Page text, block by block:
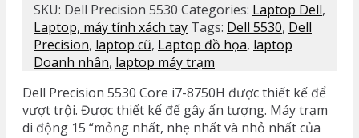
SKU: Dell Precision 5530 Categories: Laptop Dell,
Laptop, máy tính xách tay Tags: Dell 5530, Dell
Precision, laptop cũ, Laptop đồ họa, laptop
Doanh nhân, laptop máy trạm
Dell Precision 5530 Core i7-8750H được thiết kế để
vượt trội. Được thiết kế để gây ấn tượng. Máy trạm
di động 15 “mỏng nhất, nhẹ nhất và nhỏ nhất của